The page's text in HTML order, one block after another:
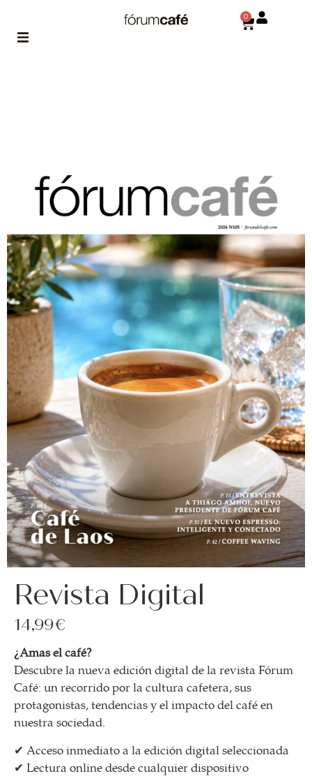
brújula
no es una revista
cualquiera
ASOCIADOS
conoce a nuestros
asociados
FORMACIONES
algo nuevo que
enseñarnos
BOLSA DE TRABAJO
¡te imaginas vivir de tu pasión
por el café?
CONTACTO
¡queremos saber
de ti!
0
Revista Digital
14,99€
¿Amas el café?
Descubre la nueva edición digital de la revista Fórum
Café: un recorrido por la cultura cafetera, sus
protagonistas, tendencias y el impacto del café en
nuestra sociedad.
✔ Acceso inmediato a la edición digital seleccionada
✔ Lectura online desde cualquier dispositivo